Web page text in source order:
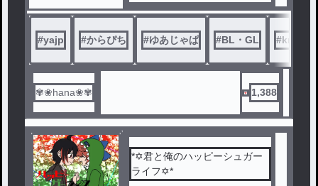
新しい会社を探すも…、中々
見つからず
そこに差し伸べる1つの光……
！！
だけど…、働くわけではない
仕事内容はなんと…、お金持
ち大学生のお世話？！
生と勃ったら負けのえっちな
ゲーム…"Eゲーム"をすること
に……、？！
#yajp #からぴち #ゆあじゃぱ #BL・GL #krpt
✾❀hana❀✾ 1,388
*✡君と俺のハッピーシュガー
ライフ✡*